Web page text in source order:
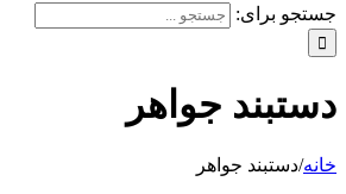
جستجو برای:
دستبند جواهر
خانه/دستبند جواهر